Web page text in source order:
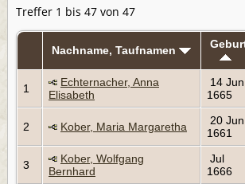
Treffer 1 bis 47 von 47
Nachname, Taufnamen
1
Echternacher, Anna
Elisabeth
14 Jun
1665
2 Kober, Maria Margaretha
20 Jun
1661
3
Kober, Wolfgang
Bernhard
Jul
1666